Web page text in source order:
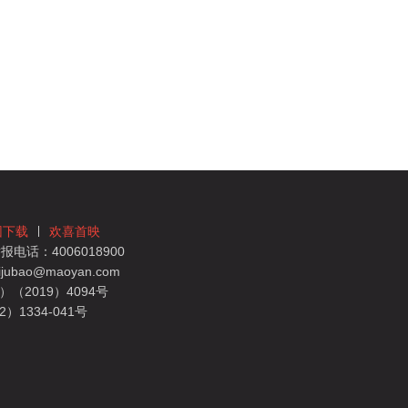
下载
欢喜首映
电话：4006018900
（2019）4094号
）1334-041号